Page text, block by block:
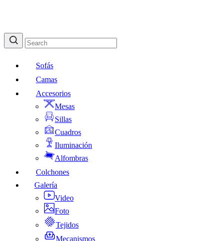
Sofás
Camas
Accesorios
Mesas
Sillas
Cuadros
Iluminación
Alfombras
Colchones
Galería
Video
Foto
Tejidos
Mecanismos